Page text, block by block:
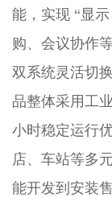
能，实现 “显
购、会议协作
双系统灵活切
品整体采用工
小时稳定运行
店、车站等多元
能开发到安装